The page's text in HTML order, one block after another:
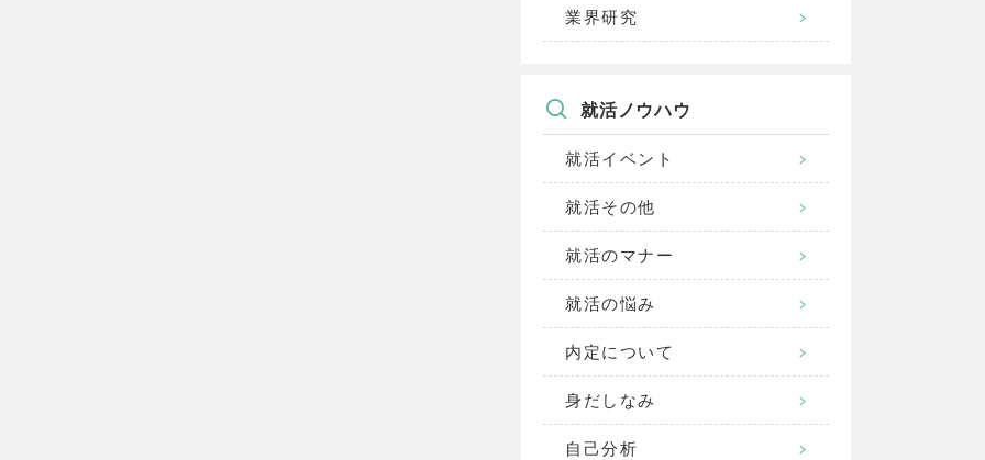
業界研究
就活ノウハウ
就活イベント
就活その他
就活のマナー
就活の悩み
内定について
身だしなみ
自己分析